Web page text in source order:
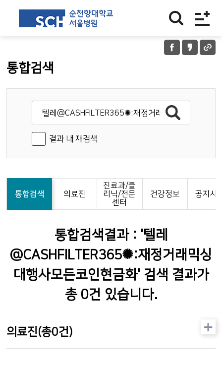
통합검색
결과 내 재검색
통합검색 의료진
진료과/클
리닉/전문
센터
건강정보 공지사
통합검색결과 : '텔레
@CASHFILTER365✺:재정거래믹싱
대행사모든코인현금화' 검색 결과가
총 0건 있습니다.
의료진(총0건)